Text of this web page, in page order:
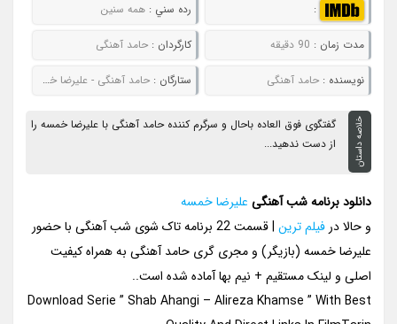
: رده سني : همه سنین
مدت زمان : 90 دقیقه کارگردان : حامد آهنگی
نويسنده :حامد آهنگی ستارگان : حامد آهنگی - علیرضا خمسه
خلاصه داستان
گفتگوی فوق العاده باحال و سرگرم کننده حامد آهنگی با علیرضا خمسه را
از دست ندهید...
دانلود برنامه شب آهنگی علیرضا خمسه
و حالا درفیلم ترین
| قسمت 22 برنامه تاک شوی شب آهنگی با حضور
علیرضا خمسه (بازیگر) و مجری گری حامد آهنگی به همراه کیفیت
اصلی و لینک مستقیم + نیم بها آماده شده است..
Download Serie ” Shab Ahangi – Alireza Khamse ” With Best